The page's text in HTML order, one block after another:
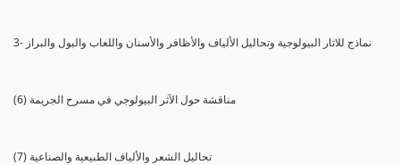
3- نماذج للاثار البيولوجية وتحاليل الألياف والأظافر والأسنان واللعاب والبول والبراز
(6) مناقشة حول الآثر البيولوجي في مسرح الجريمة
(7) تحاليل الشعر والألياف الطبيعية والصناعية